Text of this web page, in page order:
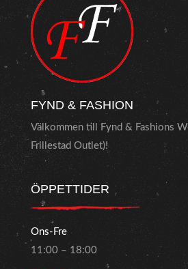
FYND & FASHION
Välkommen till Fynd & Fashions
Frillestad Outlet)!
ÖPPETTIDER
Ons-Fre
11:00 – 18:00